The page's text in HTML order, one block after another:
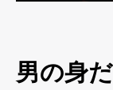
男の身